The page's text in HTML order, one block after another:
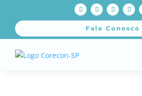
Fale Conosco